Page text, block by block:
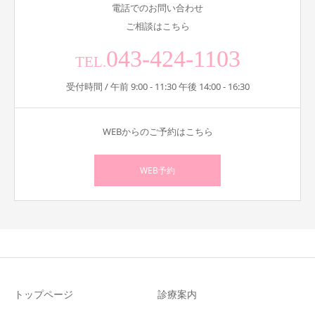
電話でのお問い合わせ
ご相談はこちら
TEL.043-424-1103
受付時間 / 午前 9:00 - 11:30 午後 14:00 - 16:30
WEBからのご予約はこちら
WEB予約
トップページ
診療案内